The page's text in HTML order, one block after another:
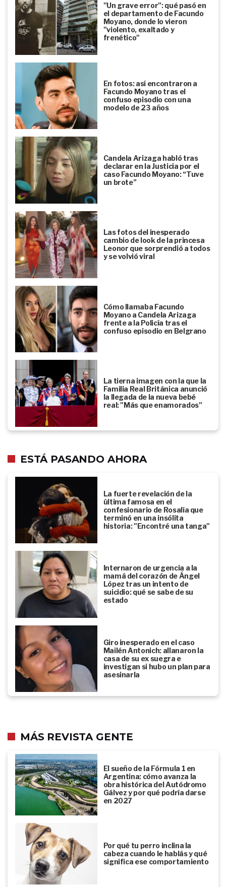
"Un grave error": qué pasó en
el departamento de Facundo
Moyano, donde lo vieron
"violento, exaltado y
frenético"
En fotos: así encontraron a
Facundo Moyano tras el
confuso episodio con una
modelo de 23 años
Candela Arizaga habló tras
declarar en la Justicia por el
caso Facundo Moyano: “Tuve
un brote”
Las fotos del inesperado
cambio de look de la princesa
Leonor que sorprendió a todos
y se volvió viral
Cómo llamaba Facundo
Moyano a Candela Arizaga
frente a la Policía tras el
confuso episodio en Belgrano
La tierna imagen con la que la
Familia Real Británica anunció
la llegada de la nueva bebé
real: "Más que enamorados"
ESTÁ PASANDO AHORA
La fuerte revelación de la
última famosa en el
confesionario de Rosalía que
terminó en una insólita
historia: "Encontré una tanga"
Internaron de urgencia a la
mamá del corazón de Ángel
López tras un intento de
suicidio: qué se sabe de su
estado
Giro inesperado en el caso
Mailén Antonich: allanaron la
casa de su ex suegra e
investigan si hubo un plan para
asesinarla
MÁS REVISTA GENTE
El sueño de la Fórmula 1 en
Argentina: cómo avanza la
obra histórica del Autódromo
Gálvez y por qué podría darse
en 2027
Por qué tu perro inclina la
cabeza cuando le hablás y qué
significa ese comportamiento